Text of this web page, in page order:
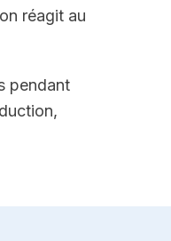
réagit au
pendant